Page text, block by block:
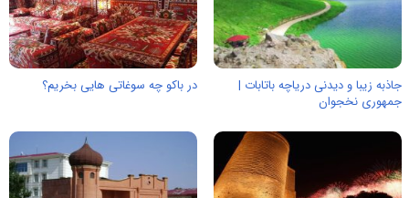
جاذبه زیبا و دیدنی دریاچه باتابات |
جمهوری نخجوان
در باکو چه سوغاتی هایی بخریم؟